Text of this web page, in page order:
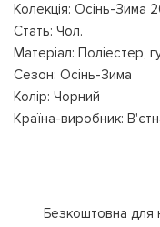
Колекція: Осінь-Зима
Стать: Чол.
Матеріал: Поліестер,
Сезон: Осінь-Зима
Колір: Чорний
Країна-виробник:
Безкоштовна для